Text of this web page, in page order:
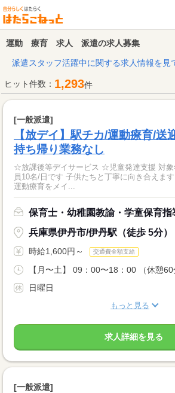
運動 療育 求人 派遣の求人募集
派遣スタッフ活躍中に関する求人情報を見
ヒット件数： 1,293件
[一般派遣]
【放デイ】駅チカ/運動療育/送
持ち帰り業務なし
☆放課後等デイサービス ☆児童発達支援 対象年齢：幼児〜中3 ※定
員10名/日です 子供たちと丁寧に向き合えます 《主な仕事内容》 ・
運動療育をメイ...
保育士・幼稚園教諭・学童保育指
兵庫県伊丹市/伊丹駅（徒歩 5分）
時給1,600円～ 交通費全額支給
【月〜土】 09：00〜18：00 （休憩
日曜日
もっと見る
求人詳細を見る
[一般派遣]